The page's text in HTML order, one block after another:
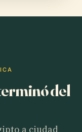
del
a ciudad